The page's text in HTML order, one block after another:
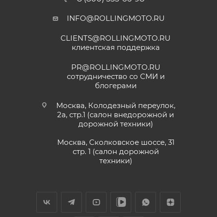
Анна
25 июня
Приобрели питбайк сыну в данном салон,
все отлично, сын счастлив. Грамотно
консультируют, спасибо Матвею, на связи
онлайн. Заказали нулевое ТО, доставка
быстрая, салон рекомендую.
Отзыв Яндекс.Карты
9 июня
INFO@ROLLINGMOTO.RU
CLIENTS@ROLLINGMOTO.RU
клиентская поддержка
PR@ROLLINGMOTO.RU
сотрудничество со СМИ и
блогерами
Москва, Колодезный переулок,
2а, стр.1 (салон внедорожной и
дорожной техники)
Москва, Сколковское шоссе, 31
стр. 1 (салон дорожной
техники)